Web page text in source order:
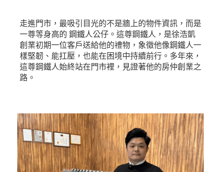
走進門市，最吸引目光的不是牆上的物件資訊，而是
一尊等身高的 鋼鐵人公仔。這尊鋼鐵人，是徐浩凱
創業初期一位客戶送給他的禮物，象徵他像鋼鐵人一
樣堅韌、能扛壓，也能在困境中持續前行。多年來，
這尊鋼鐵人始終站在門市裡，見證著他的房仲創業之
路。